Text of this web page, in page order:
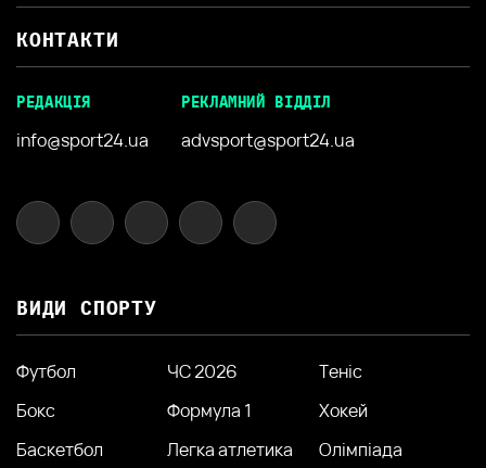
КОНТАКТИ
РЕДАКЦІЯ
info@sport24.ua
РЕКЛАМНИЙ ВІДДІЛ
advsport@sport24.ua
ВИДИ СПОРТУ
Футбол ЧС 2026
Теніс
Бокс
Формула 1
Хокей
Баскетбол
Легка атлетика
Олімпіада